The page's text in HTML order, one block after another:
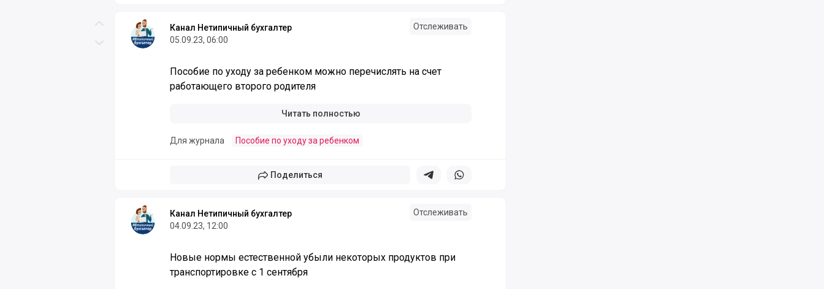
Скролл вверх
Скролл вниз
Канал Нетипичный бухгалтер
05.09.23, 06:00
Отслеживать
Пособие по уходу за ребенком можно перечислять на счет
работающего второго родителя
Читать полностью
Для журнала Пособие по уходу за ребенком
Поделиться Поделиться в телеграм
Поделиться в whatsapp
Канал Нетипичный бухгалтер
04.09.23, 12:00
Отслеживать
Новые нормы естественной убыли некоторых продуктов при
транспортировке с 1 сентября